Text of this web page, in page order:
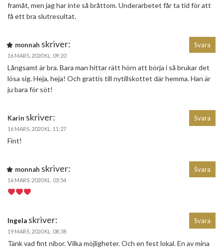
framåt, men jag har inte så bråttom. Underarbetet får ta tid för att
få ett bra slutresultat.
monnah skriver:
16 MARS, 2020 KL. 09:20
Långsamt är bra. Bara man hittar rätt hörn att börja i så brukar det
lösa sig. Heja, heja! Och grattis till nytillskottet där hemma. Han är
ju bara för söt!
Svara
Karin skriver:
16 MARS, 2020 KL. 11:27
Fint!
Svara
monnah skriver:
16 MARS, 2020 KL. 03:54
Svara
Ingela skriver:
19 MARS, 2020 KL. 08:38
Tänk vad fint nibor. Vilka möjligheter. Och en fest lokal. En av mina
Svara